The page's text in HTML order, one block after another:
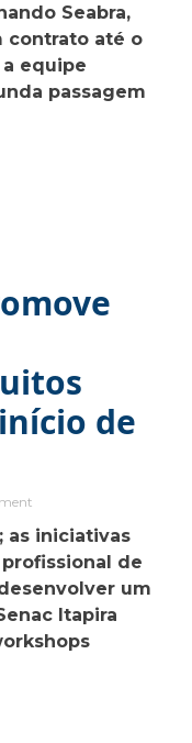
oficialmente
Fernando
Seabra
como
novo
Seabra,
contrato até o
equipe
passagem
de
on
Itapira
promove
novembro
workshops
gratuitos
as iniciativas
de
um
Itapira